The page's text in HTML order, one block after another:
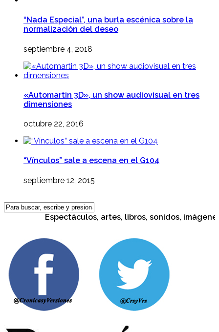
“Nada Especial”, una burla escénica sobre la
normalización del deseo
septiembre 4, 2018
«Automartin 3D», un show audiovisual en tres
dimensiones
octubre 22, 2016
“Vínculos” sale a escena en el G104
septiembre 12, 2015
Espectáculos, artes, libros, sonidos, imágenes,